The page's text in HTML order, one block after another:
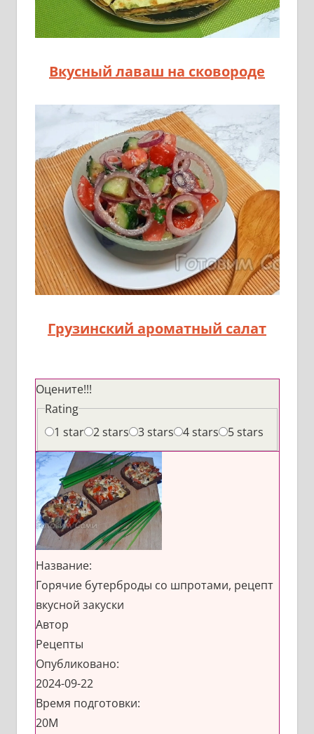
Вкусный лаваш на сковороде
Грузинский ароматный салат
Оцените!!!
Rating
1 star 2 stars 3 stars 4 stars 5 stars
Название:
Горячие бутерброды со шпротами, рецепт
вкусной закуски
Автор
Рецепты
Опубликовано:
2024-09-22
Время подготовки:
20M